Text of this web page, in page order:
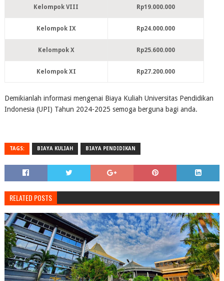
Kelompok VIII Rp19.000.000
Kelompok IX Rp24.000.000
Kelompok X Rp25.600.000
Kelompok XI Rp27.200.000
Demikianlah informasi mengenai Biaya Kuliah Universitas Pendidikan
Indonesia (UPI) Tahun 2024-2025 semoga berguna bagi anda.
TAGS: BIAYA KULIAH BIAYA PENDIDIKAN
RELATED POSTS